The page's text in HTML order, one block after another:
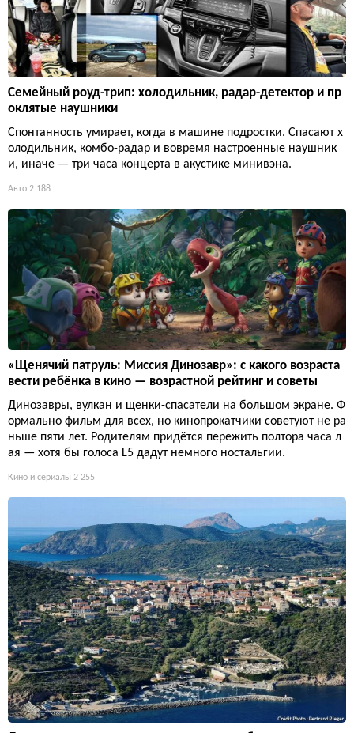
Семейный роуд-трип: холодильник, радар-детектор и пр
оклятые наушники
Спонтанность умирает, когда в машине подростки. Спасают х
олодильник, комбо-радар и вовремя настроенные наушник
и, иначе — три часа концерта в акустике минивэна.
Авто 2 188
«Щенячий патруль: Миссия Динозавр»: с какого возраста
вести ребёнка в кино — возрастной рейтинг и советы
Динозавры, вулкан и щенки-спасатели на большом экране. Ф
ормально фильм для всех, но кинопрокатчики советуют не ра
ньше пяти лет. Родителям придётся пережить полтора часа л
ая — хотя бы голоса L5 дадут немного ностальгии.
Кино и сериалы 2 255